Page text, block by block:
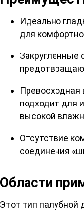
Идеально
для
Закругленные
Превосходная
подходит для
высокой
Отсутствие
соединения
Области
Этот тип палубной